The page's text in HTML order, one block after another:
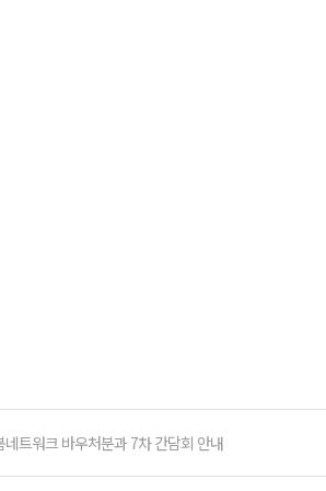
트워크 바우처분과 7차 간담회 안내